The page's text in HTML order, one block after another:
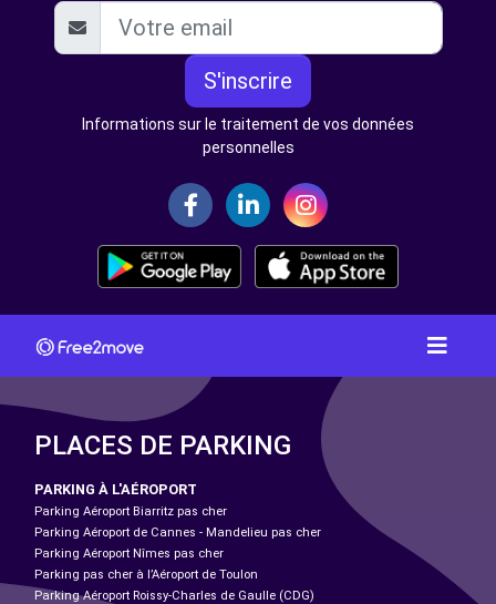
S'inscrire
Informations sur le traitement de vos données
personnelles
PLACES DE PARKING
PARKING À L'AÉROPORT
Parking Aéroport Biarritz pas cher
Parking Aéroport de Cannes - Mandelieu pas cher
Parking Aéroport Nîmes pas cher
Parking pas cher à l’Aéroport de Toulon
Parking Aéroport Roissy-Charles de Gaulle (CDG)